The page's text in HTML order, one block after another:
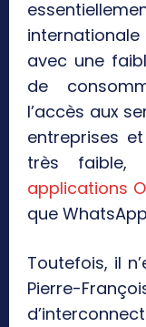
avec une
de
l’accès aux
entreprises
très faible,
applications
que
Toutefois, il
Pierre-